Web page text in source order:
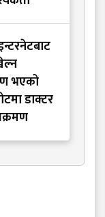
भएको
डाक्टर